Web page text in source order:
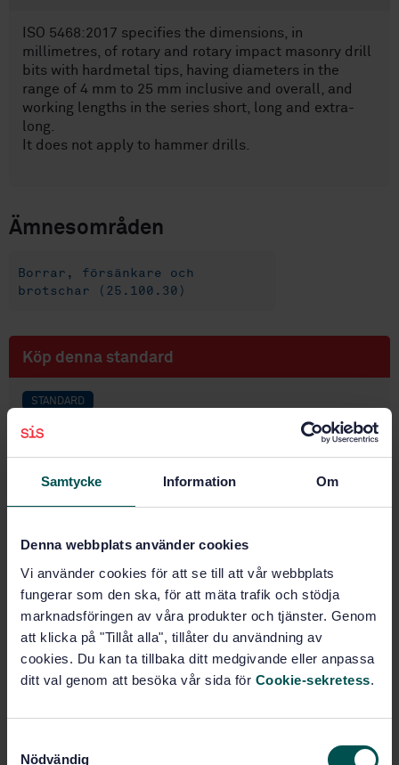
Samtycke Information Om
Denna webbplats använder cookies
Vi använder cookies för att se till att vår webbplats
fungerar som den ska, för att mäta trafik och stödja
marknadsföringen av våra produkter och tjänster. Genom
att klicka på "Tillåt alla", tillåter du användning av
cookies. Du kan ta tillbaka ditt medgivande eller anpassa
ditt val genom att besöka vår sida för Cookie-sekretess.
Nödvändig
ISO 5468:2017 specifies the dimensions, in
millimetres, of rotary and rotary impact masonry drill
bits with hardmetal tips, having diameters in the
range of 4 mm to 25 mm inclusive and overall, and
working lengths in the series short, long and extra-
long.
It does not apply to hammer drills.
Ämnesområden
Borrar, försänkare och
brotschar (25.100.30)
Köp denna standard
STANDARD
SVENSK STANDARD
Prenumerera på standarden - Läs mer
PDF
Lägg i varukorgen
Fler alternativ